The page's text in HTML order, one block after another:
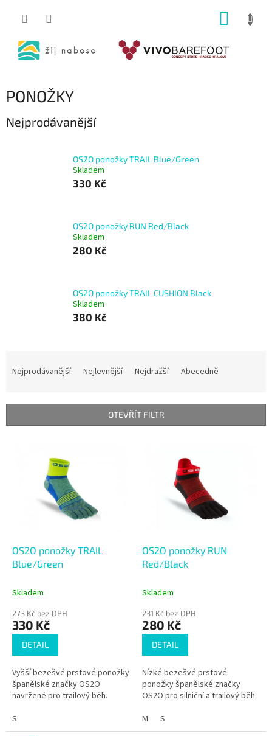
PONOŽKY
Nejprodávanější
OS2O ponožky TRAIL Blue/Green
Skladem
330 Kč
OS2O ponožky RUN Red/Black
Skladem
280 Kč
OS2O ponožky TRAIL CUSHION Black
Skladem
380 Kč
í
Nejprodávanější Nejlevnější Nejdražší Abecedně
OTEVŘÍT FILTR
OS2O ponožky TRAIL
Blue/Green
Skladem
273 Kč bez DPH
330 Kč
DETAIL
Vyšší bezešvé prstové ponožky
španělské značky OS2O
navržené pro trailový běh.
S
OS2O ponožky RUN
Red/Black
Skladem
231 Kč bez DPH
280 Kč
DETAIL
Nízké bezešvé prstové
ponožky španělské značky
OS2O pro silniční a trailový běh.
M
S